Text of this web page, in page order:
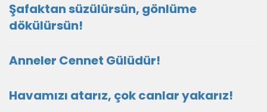
Şafaktan süzülürsün, gönlüme
dökülürsün!
Anneler Cennet Gülüdür!
Havamızı atarız, çok canlar yakarız!